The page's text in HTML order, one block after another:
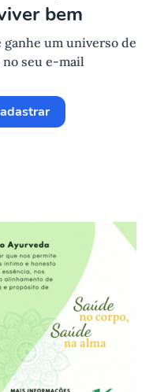
bem
um universo de
seu e-mail